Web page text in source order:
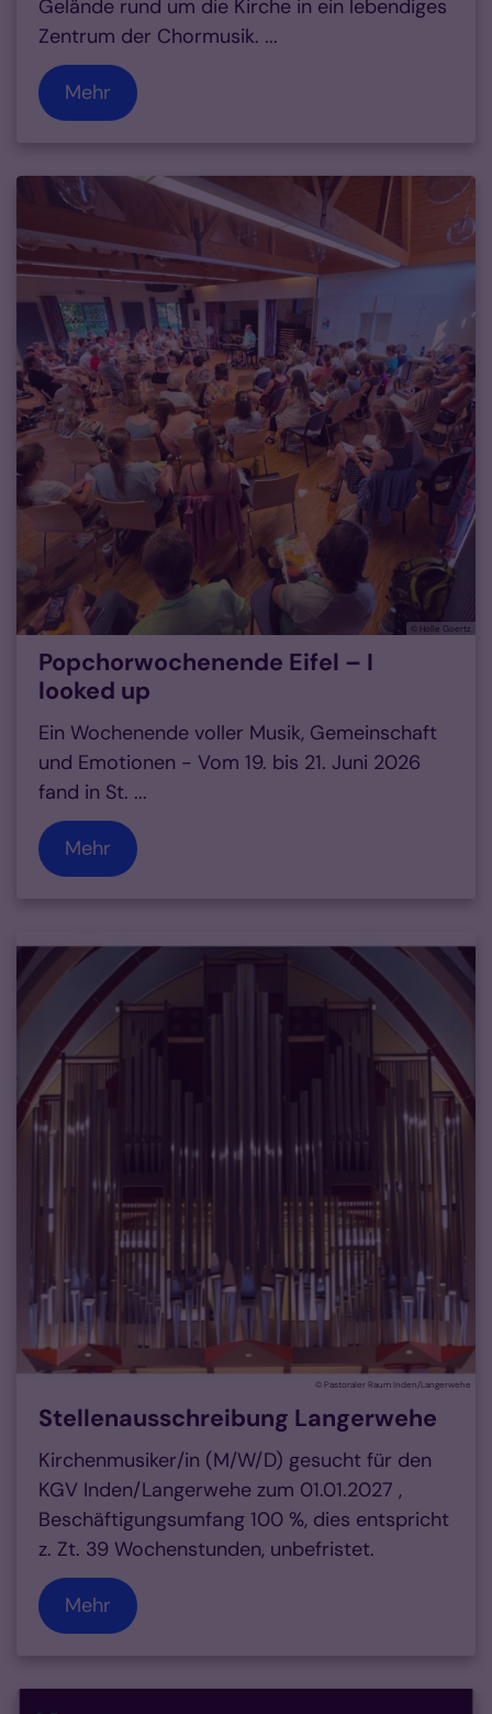
Gelände rund um die Kirche in ein lebendiges
Zentrum der Chormusik. ...
Mehr
© Holle Goertz
Popchorwochenende Eifel – I
looked up
Ein Wochenende voller Musik, Gemeinschaft
und Emotionen - Vom 19. bis 21. Juni 2026
fand in St. ...
Mehr
© Pastoraler Raum Inden/Langerwehe
Stellenausschreibung Langerwehe
Kirchenmusiker/in (M/W/D) gesucht für den
KGV Inden/Langerwehe zum 01.01.2027 ,
Beschäftigungsumfang 100 %, dies entspricht
z. Zt. 39 Wochenstunden, unbefristet.
Mehr